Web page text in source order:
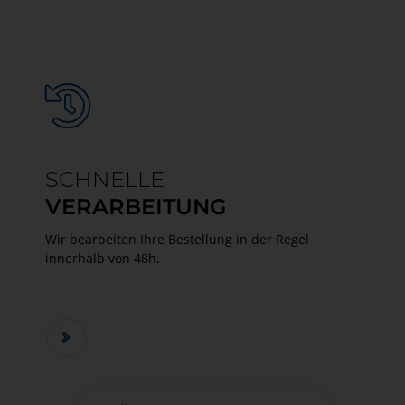
SCHNELLE
VERARBEITUNG
Wir bearbeiten Ihre Bestellung in der Regel
innerhalb von 48h.